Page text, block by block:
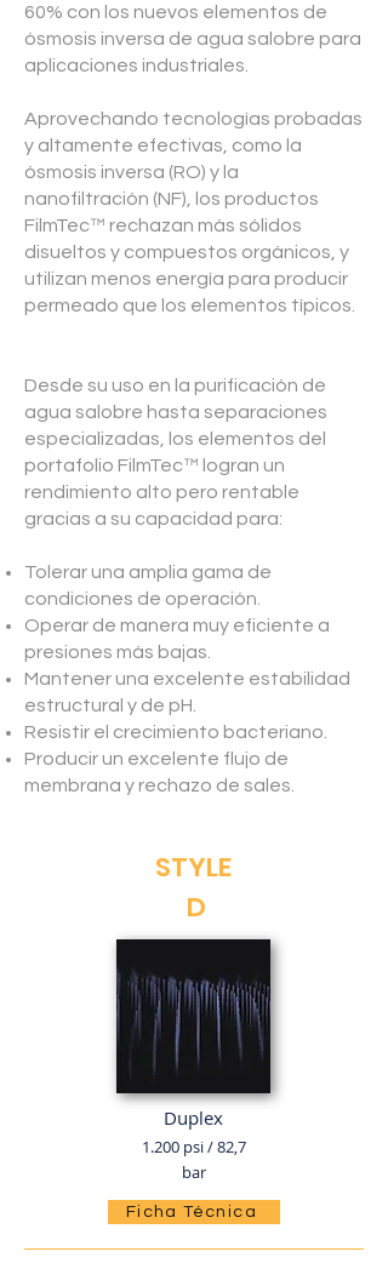
60% con los nuevos elementos de
ósmosis inversa de agua salobre para
aplicaciones industriales.
Aprovechando tecnologías probadas
y altamente efectivas, como la
ósmosis inversa (RO) y la
nanofiltración (NF), los productos
FilmTec™ rechazan más sólidos
disueltos y compuestos orgánicos, y
utilizan menos energía para producir
permeado que los elementos típicos.
Desde su uso en la purificación de
agua salobre hasta separaciones
especializadas, los elementos del
portafolio FilmTec™ logran un
rendimiento alto pero rentable
gracias a su capacidad para:
Tolerar una amplia gama de
condiciones de operación.
Operar de manera muy eficiente a
presiones más bajas.
Mantener una excelente estabilidad
estructural y de pH.
Resistir el crecimiento bacteriano.
Producir un excelente flujo de
membrana y rechazo de sales.
STYLE
D
Duplex
1.200 psi / 82,7
bar
Ficha Técnica